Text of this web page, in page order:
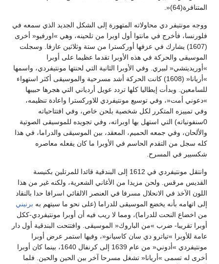
المتنافرة(64)«.
ووجه مونتيفر دي محاولاته المتهورة إلى الشكل الجديد الذي سمعه في
فلورنسا، فأخرج في مانتوا أول اوبرا من تلحينه، وهي »اورفيو« أخرى
(1607) يشارك في عزفها أوركسترا من ستة وثلاثين عازفا. وسجلت
الموسيقى والحركة في هذه الأوبرا تقدما عظيما على أوبرا
»أوريديتشي« لبيري. وفي الأوبرا الثانية التي لحنتها مونتيفردي، واسمها
»أريانا« (1608) كانت الحركة أشد مسرحية والموسيقى أكثر استهواء
للسامعين. وبدأت إيطاليا كلها تردد عويل أردياني التي هجرها حبيبها
»دعوني أمت«، وفي توسيع مونتيفردي للاوركسترا واعادة تنظيمه،
وفي تمييزه المتكرر لكل شخصية بلحن خاص، وفي افتتاحياته
0سنفونياته) التي استهل بها اوبراته، وفي تجويده للموسيقى الصوتية
والألحان، وفي جمعه الحميم، المعقد، بين الموسيقى والدراما، في هذا
كله سجل من التقدم الحاسم في الأوبرا ما كان يفعله معاصره
شكسبير في المسرح.
وانتقل مونتيفردي في 1612 إلى البندقية قائدا للمرتلين بكنيسة
القديس مرقس. ولحن مزيدا من الأغاني الشعرية، ولكنه غير من هذا
اللون الآخذ في الانحلال مسرفا في العنصر الالقائي اسرافا حدا بالنقاد
إلى اتهامه بأنه يخضع الموسيقى للدراما (على نحو ما سيتهم به برنيني
من اخضاع النحت للدراما)، ومما لا ريب فيه أن أوبرا مونتيفردي-ككل
أوبرا تقريبا- ضرب »من الباروك« الموسيقى. وافتتحت البندقية أول دار
عامة للأوبرا »تياترو دي سان كاسيانو«، وفيها استمر عرض أوبرا
مونتيفردي »أدوني« من عام 1639 إلى كرنفال 1640، بينما كان أوبرا
أخرى له تسمى »أريانا« تشغل مسرحا آخر بين الحين والحين. فلما